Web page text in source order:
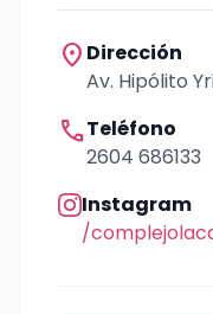
location_on Dirección
Av. Hipólito
callTeléfono
2604 686133
Instagram
/